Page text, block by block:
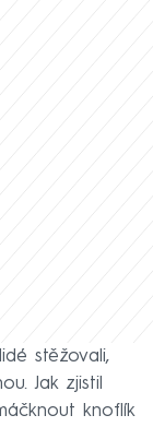
stěžovali,
Jak zjistil
knoflík